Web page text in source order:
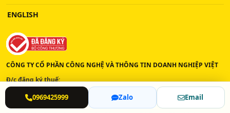
0969425999 Zalo Email
ENGLISH
CÔNG TY CỔ PHẦN CÔNG NGHỆ VÀ THÔNG TIN DOANH NGHIỆP VIỆT
Đ/c đăng ký thuế:
Số 222B, Đường Giáp Bát, Phường Hoàng Mai, TP. Hà Nội
Trụ sở Hà Nội: